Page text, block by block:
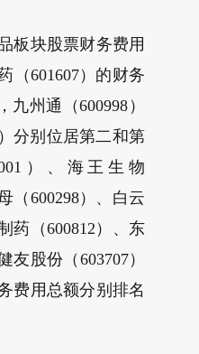
板块股票财务费用
（601607）的财务
州通（600998）
分别位居第二和第
）、海王生物
（600298）、白云
药（600812）、东
友股份（603707）
费用总额分别排名